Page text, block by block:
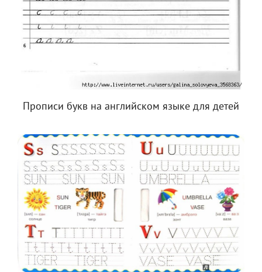
Прописи букв на английском языке для детей